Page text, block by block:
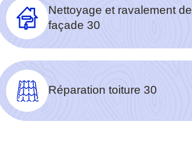
Nettoyage et ravalement de
façade 30
Réparation toiture 30